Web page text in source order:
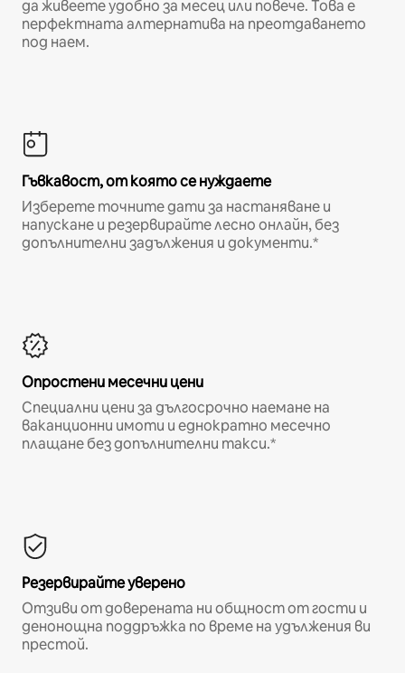
да живеете удобно за месец или повече. Това е
перфектната алтернатива на преотдаването
под наем.
Гъвкавост, от която се нуждаете
Изберете точните дати за настаняване и
напускане и резервирайте лесно онлайн, без
допълнителни задължения и документи.*
Опростени месечни цени
Специални цени за дългосрочно наемане на
ваканционни имоти и еднократно месечно
плащане без допълнителни такси.*
Резервирайте уверено
Отзиви от доверената ни общност от гости и
денонощна поддръжка по време на удължения ви
престой.